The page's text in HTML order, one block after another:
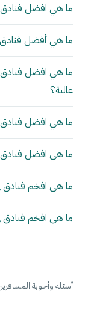
ما هي افضل فنادق
ما هي أفضل فنادق
ما هي افضل فنادق
عالية؟
ما هي افضل فنادق
ما هي افضل فنادق
ما هي افخم فنادق
ما هي افخم فنادق
أسئلة وأجوبة